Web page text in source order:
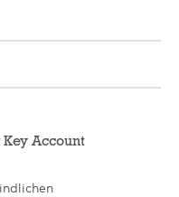
Account